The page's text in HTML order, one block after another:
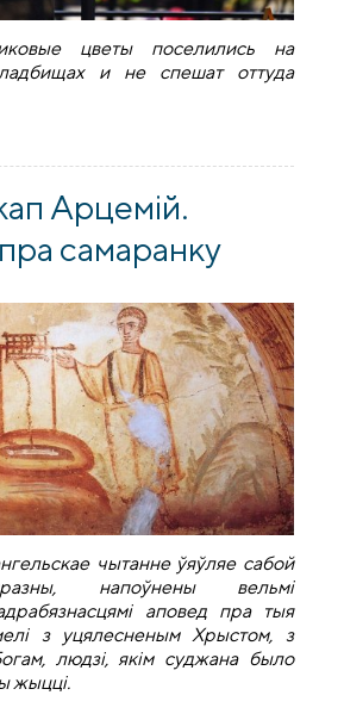
цветы поселились на
и не спешат оттуда
Арцемiй.
самаранку
чытанне ўяўляе сабой
напоўнены вельмі
аповед пра тыя
з уцялесненым Хрыстом, з
людзі, якім суджана было
жыцці.